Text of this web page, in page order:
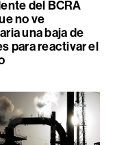
del BCRA
no ve
una baja de
para reactivar el